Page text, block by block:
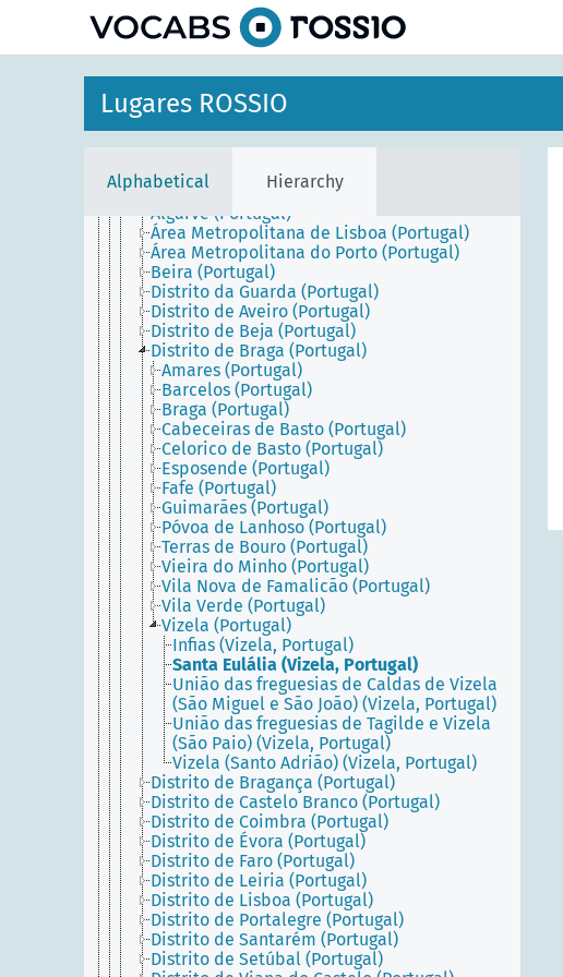
Lugares ROSSIO
Alphabetical Hierarchy
Espanha
Grécia
Itália
Malta
Península Ibérica
Portugal
Açores (Portugal)
Madeira (Portugal)
Portugal Continental
Alentejo (Portugal)
Algarve (Portugal)
Área Metropolitana de Lisboa (Portugal)
Área Metropolitana do Porto (Portugal)
Beira (Portugal)
Distrito da Guarda (Portugal)
Distrito de Aveiro (Portugal)
Distrito de Beja (Portugal)
Distrito de Braga (Portugal)
Amares (Portugal)
Barcelos (Portugal)
Braga (Portugal)
Cabeceiras de Basto (Portugal)
Celorico de Basto (Portugal)
Esposende (Portugal)
Fafe (Portugal)
Guimarães (Portugal)
Póvoa de Lanhoso (Portugal)
Terras de Bouro (Portugal)
Vieira do Minho (Portugal)
Vila Nova de Famalicão (Portugal)
Vila Verde (Portugal)
Vizela (Portugal)
Infias (Vizela, Portugal)
Santa Eulália (Vizela, Portugal)
União das freguesias de Caldas de Vizela
(São Miguel e São João) (Vizela, Portugal)
União das freguesias de Tagilde e Vizela
(São Paio) (Vizela, Portugal)
Vizela (Santo Adrião) (Vizela, Portugal)
Distrito de Bragança (Portugal)
Distrito de Castelo Branco (Portugal)
Distrito de Coimbra (Portugal)
Distrito de Évora (Portugal)
Distrito de Faro (Portugal)
Distrito de Leiria (Portugal)
Distrito de Lisboa (Portugal)
Distrito de Portalegre (Portugal)
Distrito de Santarém (Portugal)
Distrito de Setúbal (Portugal)